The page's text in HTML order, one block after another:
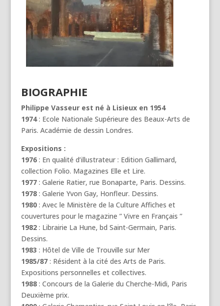
BIOGRAPHIE
Philippe Vasseur est né à Lisieux en 1954
1974: Ecole Nationale Supérieure des Beaux-Arts de
Paris. Académie de dessin Londres.
Expositions :
1976: En qualité d’illustrateur : Edition Gallimard,
collection Folio. Magazines Elle et Lire.
1977: Galerie Ratier, rue Bonaparte, Paris. Dessins.
1978: Galerie Yvon Gay, Honfleur. Dessins.
1980: Avec le Ministère de la Culture Affiches et
couvertures pour le magazine ” Vivre en Français ”
1982: Librairie La Hune, bd Saint-Germain, Paris.
Dessins.
1983 : Hôtel de Ville de Trouville sur Mer
1985/87: Résident à la cité des Arts de Paris.
Expositions personnelles et collectives.
1988: Concours de la Galerie du Cherche-Midi, Paris
Deuxième prix.